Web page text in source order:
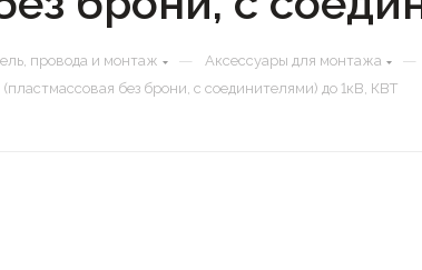
провода и монтаж — Аксессуары для монтажа —
без брони, с соединителями) до 1кВ, КВТ